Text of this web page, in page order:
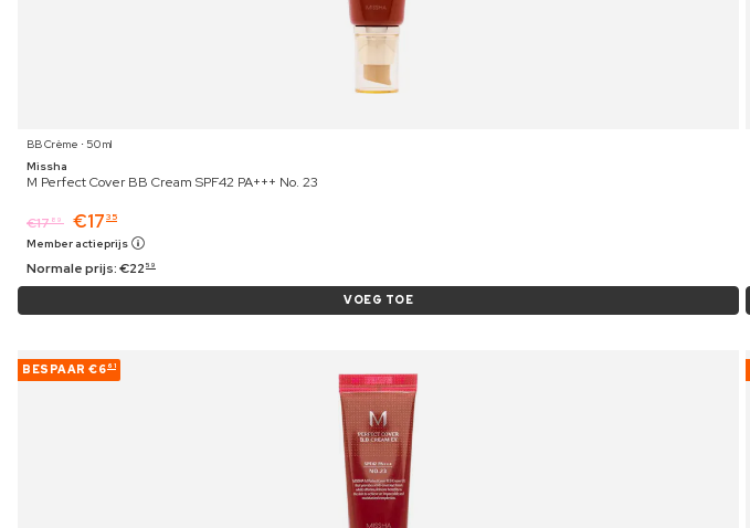
BB Crème ⋅ 50 ml
Missha
M Perfect Cover BB Cream SPF42 PA+++ No. 23
€17 89 €17 35
Member actieprijs
Normale prijs:€22 59
VOEG TOE
BESPAAR €6 61